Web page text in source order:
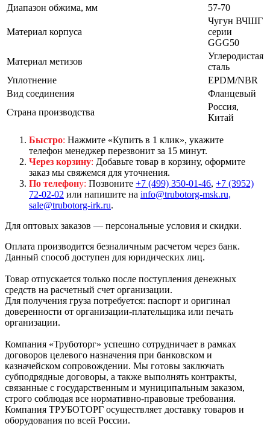
Диапазон обжима, мм 57-70
Материал корпуса
Чугун ВЧШГ
серии
GGG50
Материал метизов
Углеродистая
сталь
Уплотнение
EPDM/NBR
Вид соединения
Фланцевый
Страна производства
Россия,
Китай
Быстро: Нажмите «Купить в 1 клик», укажите
телефон менеджер перезвонит за 15 минут.
Через корзину: Добавьте товар в корзину, оформите
заказ мы свяжемся для уточнения.
По телефону: Позвоните +7 (499) 350-01-46, +7 (3952)
72-02-02 или напишите на info@trubotorg-msk.ru,
sale@trubotorg-irk.ru.
Для оптовых заказов — персональные условия и скидки.
Оплата производится безналичным расчетом через банк.
Данный способ доступен для юридических лиц.
Товар отпускается только после поступления денежных
средств на расчетный счет организации.
Для получения груза потребуется: паспорт и оригинал
доверенности от организации-плательщика или печать
организации.
Компания «Труботорг» успешно сотрудничает в рамках
договоров целевого назначения при банковском и
казначейском сопровождении. Мы готовы заключать
субподрядные договоры, а также выполнять контракты,
связанные с государственным и муниципальным заказом,
строго соблюдая все нормативно-правовые требования.
Компания ТРУБОТОРГ осуществляет доставку товаров и
оборудования по всей России.